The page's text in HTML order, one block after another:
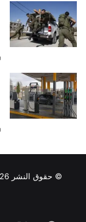
© حقوق النشر 2026، جميع الحقوق محفوظة |